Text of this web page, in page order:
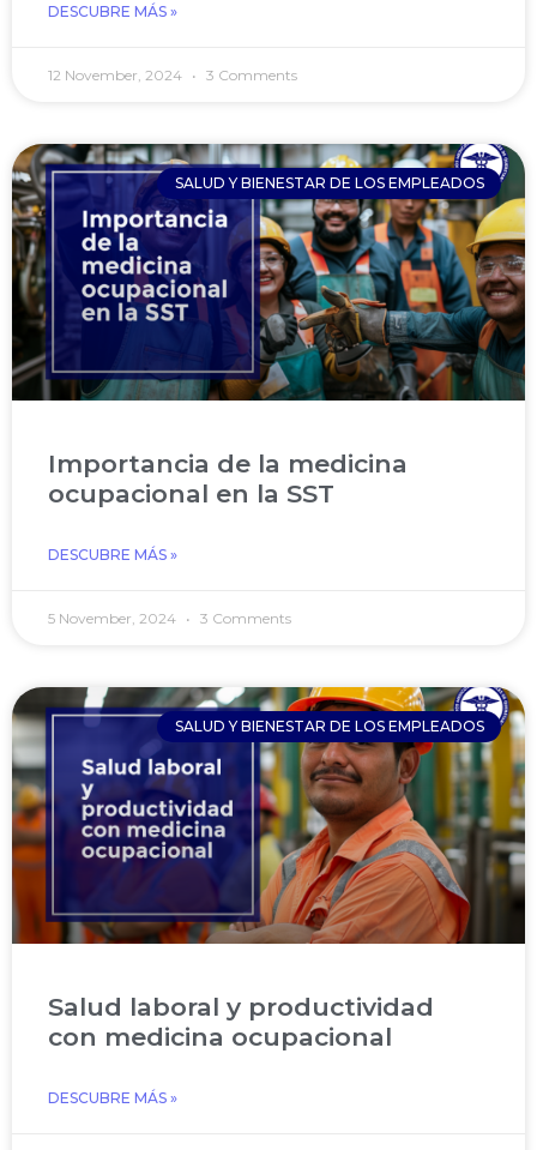
DESCUBRE MÁS »
12 November, 2024 3 Comments
SALUD Y BIENESTAR DE LOS EMPLEADOS
Importancia de la medicina
ocupacional en la SST
DESCUBRE MÁS »
5 November, 2024 3 Comments
SALUD Y BIENESTAR DE LOS EMPLEADOS
Salud laboral y productividad
con medicina ocupacional
DESCUBRE MÁS »